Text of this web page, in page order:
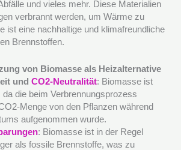
und vieles mehr. Diese Materialien
verbrannt werden, um Wärme zu
ist eine nachhaltige und klimafreundliche
Brennstoffen.
von Biomasse als Heizalternative
und CO2-Neutralität: Biomasse ist
da die beim Verbrennungsprozess
Menge von den Pflanzen während
aufgenommen wurde.
: Biomasse ist in der Regel
als fossile Brennstoffe, was zu